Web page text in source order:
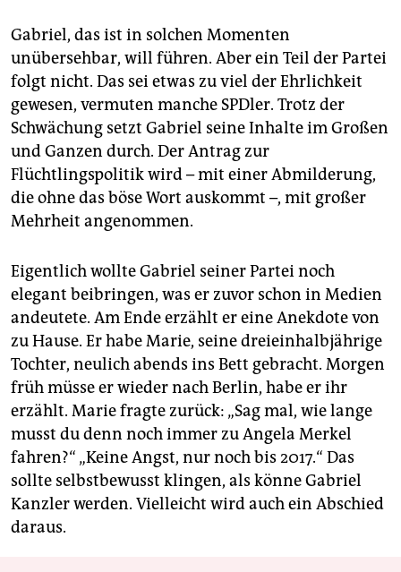
Gabriel, das ist in solchen Momenten
unübersehbar, will führen. Aber ein Teil der Partei
folgt nicht. Das sei etwas zu viel der Ehrlichkeit
gewesen, vermuten manche SPDler. Trotz der
Schwächung setzt Gabriel seine Inhalte im Großen
und Ganzen durch. Der Antrag zur
Flüchtlingspolitik wird – mit einer Abmilderung,
die ohne das böse Wort auskommt –, mit großer
Mehrheit angenommen.
Eigentlich wollte Gabriel seiner Partei noch
elegant beibringen, was er zuvor schon in Medien
andeutete. Am Ende erzählt er eine Anekdote von
zu Hause. Er habe Marie, seine dreieinhalbjährige
Tochter, neulich abends ins Bett gebracht. Morgen
früh müsse er wieder nach Berlin, habe er ihr
erzählt. Marie fragte zurück: „Sag mal, wie lange
musst du denn noch immer zu Angela Merkel
fahren?“ „Keine Angst, nur noch bis 2017.“ Das
sollte selbstbewusst klingen, als könne Gabriel
Kanzler werden. Vielleicht wird auch ein Abschied
daraus.